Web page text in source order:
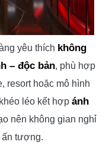
yêu thích không
– độc bản, phù hợp
resort hoặc mô hình
léo kết hợp ánh
nên không gian nghỉ
tượng.